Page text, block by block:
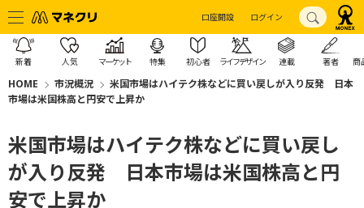
口座開設 ログイン
新着 人気 マーケット 特集 初心者 ライフデザイン 連載 著者 商
HOME 市況概況
米国市場はハイテク株などに買い戻しが入り反発 日本
市場は米国株高と円安で上昇か
米国市場はハイテク株などに買い戻し
が入り反発 日本市場は米国株高と円
安で上昇か